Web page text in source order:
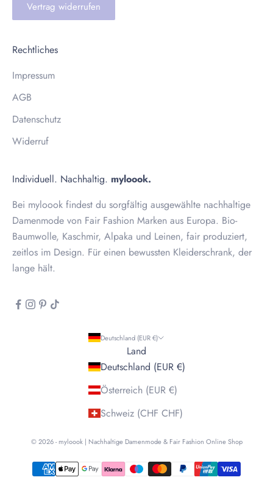
Vertrag widerrufen
Rechtliches
Impressum
AGB
Datenschutz
Widerruf
Individuell. Nachhaltig. myloook.
Bei myloook findest du sorgfältig ausgewählte nachhaltige
Damenmode von Fair Fashion Marken aus Europa. Bio-
Baumwolle, Kaschmir, Alpaka und Leinen, fair produziert,
zeitlos im Design. Für einen bewussten Kleiderschrank, der
lange hält.
Deutschland (EUR €)
Land
Deutschland (EUR €)
Österreich (EUR €)
Schweiz (CHF CHF)
© 2026 - myloook | Nachhaltige Damenmode & Fair Fashion Online Shop